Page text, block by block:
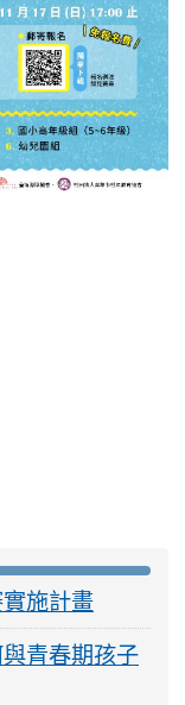
施計畫
青春期孩子